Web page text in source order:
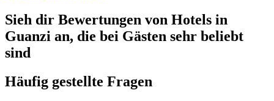
Sieh dir Bewertungen von Hotels in
Guanzi an, die bei Gästen sehr beliebt
sind
Häufig gestellte Fragen